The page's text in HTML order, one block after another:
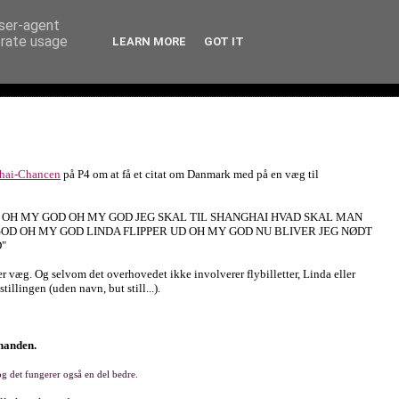
Chancen på P4 om at få et citat om Danmark med på en væg til
MY GOD OH MY GOD JEG SKAL TIL SHANGHAI HVAD SKAL MAN
OH MY GOD LINDA FLIPPER UD OH MY GOD NU BLIVER JEG NØDT
væg. Og selvom det overhovedet ikke involverer flybilletter, Linda eller
(uden navn, but still...).
det fungerer også en del bedre.
agent
usage
LEARN MORE GOT IT